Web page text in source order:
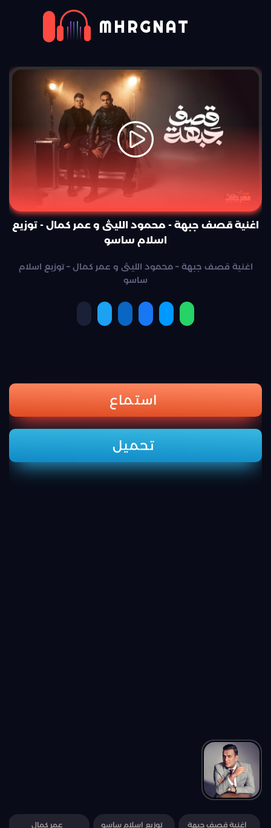
MHRGNAT
اغنية قصف جبهة - محمود الليثى و عمر كمال - توزيع
اسلام ساسو
اغنية قصف جبهة – محمود الليثى و عمر كمال – توزيع اسلام
ساسو
استماع
تحميل
اغنية قصف جبهة توزيع اسلام ساسو عمر كمال